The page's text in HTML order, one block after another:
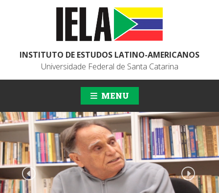
INSTITUTO DE ESTUDOS LATINO-AMERICANOS
Universidade Federal de Santa Catarina
MENU